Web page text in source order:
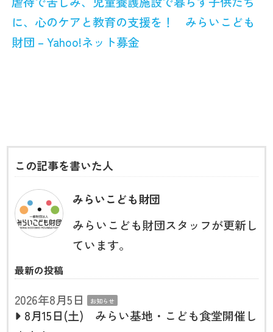
に、心のケアと教育の支援を！ みらいこども
財団 – Yahoo!ネット募金
この記事を書いた人
みらいこども財団
みらいこども財団スタッフが更新し
ています。
最新の投稿
2026年8月5日 お知らせ
8月15日(土) みらい基地・こども食堂開催し